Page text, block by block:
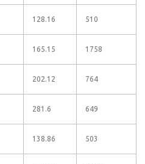
128.16 510
165.15 1758
202.12 764
281.6 649
138.86 503